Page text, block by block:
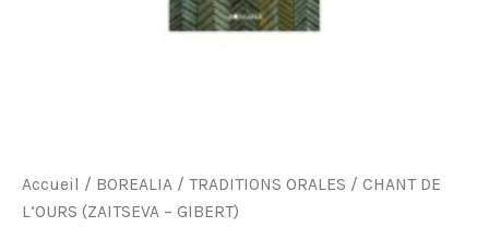
Accueil / BOREALIA / TRADITIONS ORALES / CHANT DE
L’OURS (ZAITSEVA – GIBERT)